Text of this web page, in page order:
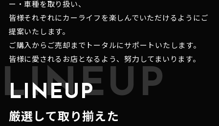
ー・車種を取り扱い、
皆様それぞれにカーライフを楽しんでいただけるようにご
提案いたします。
ご購入からご売却までトータルにサポートいたします。
皆様に愛されるお店となるよう、努力してまいります。
LINEUP
LINEUP
厳選して取り揃えた